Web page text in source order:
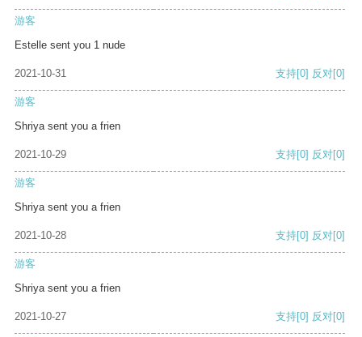
游客
Estelle sent you 1 nude
2021-10-31 支持[0] 反对[0]
游客
Shriya sent you a frien
2021-10-29 支持[0] 反对[0]
游客
Shriya sent you a frien
2021-10-28 支持[0] 反对[0]
游客
Shriya sent you a frien
2021-10-27 支持[0] 反对[0]